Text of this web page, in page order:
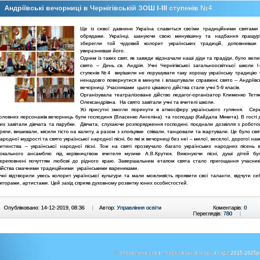
Андріївські вечорниці в Чернігівській ЗОШ І-ІІІ ступенів №4
Ще із сивої давнини Україна славиться своїми традиційними
обрядами. Українці, шануючи свою минувшину та надбання
зберегли той чудовий колорит українських традицій, доповнивши
увиразнивши його.
Одним із таких свят, як завжди відзначали наші діди та прадіди, було
свято – День св. Андрія. Учні Чернігівської загальноосвітньої школи І-
ступенів №4 вирішили не порушувати таку хорошу українську традицію
ненадовго повернутися в минуле і влаштували справжнє свято –
вечорниці. Учасниками цього цікавого дійства стали учні 5-9 класів.
Організувала театралізоване дійство педагог-організатор Клименко
Олександрівна. На свято завітали учні та вчителі школи.
Усі присутні змогли поринути в атмосферу українського гуляння.
персонажів вечорниць були господиня (Власенко Ангеліна) та господар (Кайдала Микита). В гості
завітали дівчата та парубки. Дівчата, слухаючи розпорядження господині, поєднали дозвілля з
вишивали, місили тісто на калиту, а разом з хлопцями співали, танцювали та жартували. Це було
мудрості та свято української народної пісні, бо які ж вечорниці без неї – милої, веселої, дорогої
– української народної пісні. Тож на святі прозвучало багато українських народних пісень
ансамблю під керівництвом вчителя музики А.В.Крутюк. Виконуючи пісні, душі дітей
почуттям любові до рідного краю. Завершальним етапом свята стало пригощання
смачними традиційними українськими варениками.
відтворили увесь колорит української культури та мали можливість проявити свої таланти, відчути
артистами. Цей захід сприяв духовному розвитку юних особистостей.
Опубліковано: 14-12-2019, 08:36 | Автор: Управління освіти Коментарів: 0
Переглядів: 780 |
© Управління освіти Чернігівської міської ради 2015-